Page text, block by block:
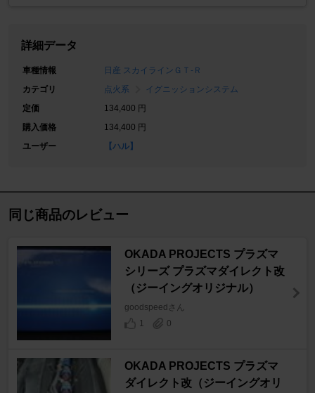
詳細データ
車種情報
日産 スカイラインＧＴ‐Ｒ
カテゴリ
点火系
イグニッションシステム
定価
134,400 円
購入価格
134,400 円
ユーザー
【ハル】
同じ商品のレビュー
OKADA PROJECTS プラズマ
シリーズ プラズマダイレクト改
（ジーイングオリジナル）
goodspeedさん
1
0
OKADA PROJECTS プラズマ
ダイレクト改（ジーイングオリ